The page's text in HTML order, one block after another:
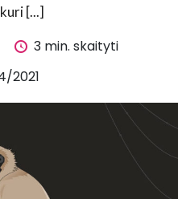
[...]
3 min. skaityti
2021